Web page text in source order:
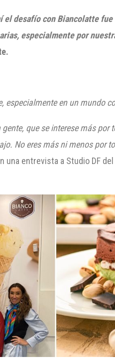
el desafío conBiancolattefue
especialmente por
.
especialmente en un mundo
que se interese más
No eres más ni menos por
una entrevista a Studio DF